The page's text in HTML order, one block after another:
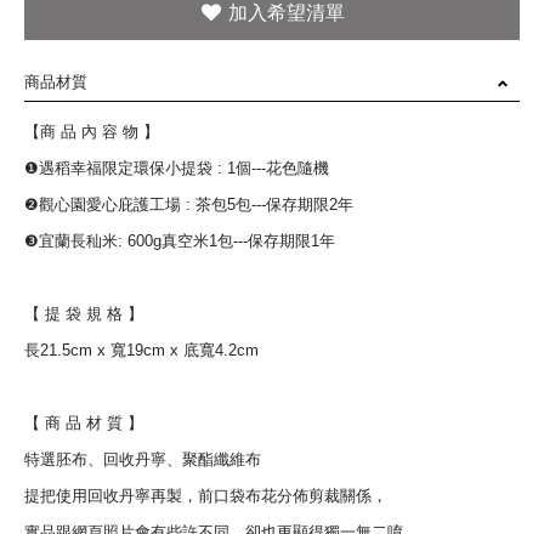
商品材質
【商 品 內 容 物 】
❶遇稻幸福限定環保小提袋 : 1個---花色隨機
❷觀心園愛心庇護工場 : 茶包5包---保存期限2年
❸宜蘭長秈米: 600g真空米1包---保存期限1年
【 提 袋 規 格 】
長21.5cm x 寬19cm x 底寬4.2cm
【 商 品 材 質 】
特選胚布、回收丹寧、聚酯纖維布
提把使用回收丹寧再製，前口袋布花分佈剪裁關係，